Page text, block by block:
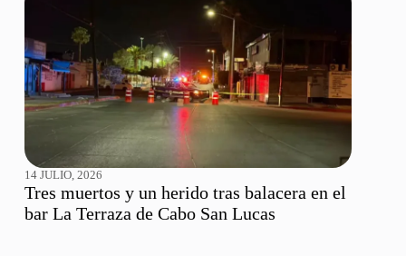
14 JULIO, 2026
Tres muertos y un herido tras balacera en el
bar La Terraza de Cabo San Lucas